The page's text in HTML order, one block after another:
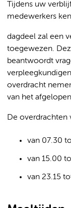
Tijdens uw
medewerkers
dagdeel zal een
toegewezen.
beantwoordt
overdracht
van het
De overdrachten
van 07.30
van 15.00
van 23.15